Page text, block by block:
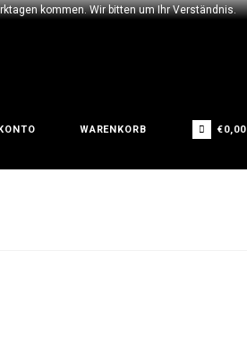
kommen. Wir bitten um Ihr Verständnis.
WARENKORB €0,00